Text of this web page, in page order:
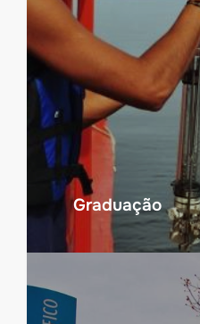
Graduação